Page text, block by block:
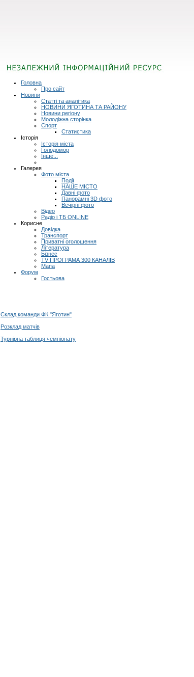
Головна
Про сайт
Новини
Статті та аналітика
НОВИНИ ЯГОТИНА ТА РАЙОНУ
Новини регіону
Молодіжна сторінка
Спорт
Статистика
Історія
Історія міста
Голодомор
Інше...
Галерея
Фото міста
Події
НАШЕ МІСТО
Давні фото
Панорамні 3D фото
Вечірні фото
Відео
Радіо і ТБ ONLINE
Корисне
Довідка
Транспорт
Приватні оголошення
Література
Бізнес
TV ПРОГРАМА 300 КАНАЛІВ
Мапа
Форум
Гостьова
Склад команди ФК "Яготин"
Розклад матчів
Турнірна таблиця чемпіонату